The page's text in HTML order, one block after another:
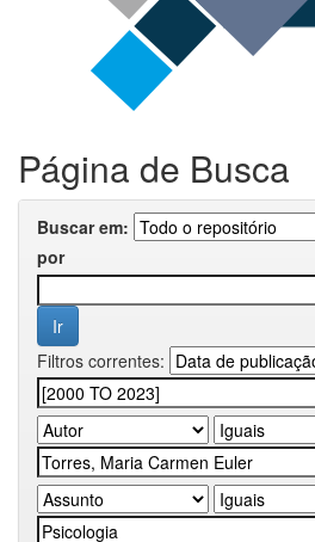
Página de Busca
Buscar em:
por
Filtros correntes: